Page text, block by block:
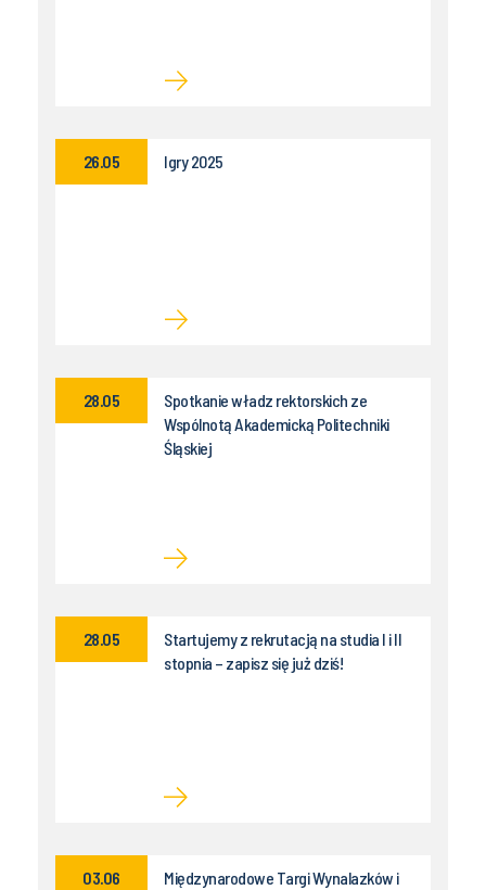
Igry 2025
26.05
Spotkanie władz rektorskich ze
Wspólnotą Akademicką Politechniki
Śląskiej
28.05
Startujemy z rekrutacją na studia I i II
stopnia – zapisz się już dziś!
28.05
Międzynarodowe Targi Wynalazków i
03.06